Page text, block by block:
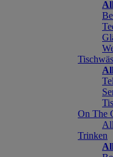
On The
Trinken